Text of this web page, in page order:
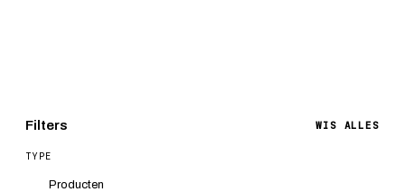
Filters WIS ALLES
TYPE
Producten